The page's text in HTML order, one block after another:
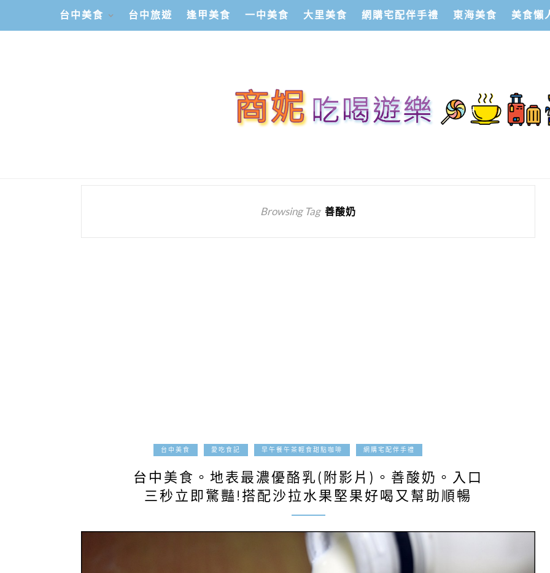
台中美食 台中旅遊 逢甲美食 一中美食 大里美食 網購宅配伴手禮 東海美食 美食懶
Browsing Tag 善酸奶
台中美食 愛吃食記 早午餐午茶輕食甜點咖啡 網購宅配伴手禮
台中美食。地表最濃優酪乳(附影片)。善酸奶。入口
三秒立即驚豔!搭配沙拉水果堅果好喝又幫助順暢